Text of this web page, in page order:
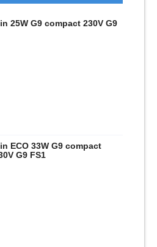
25W G9 compact 230V G9
ECO 33W G9 compact
G9 FS1